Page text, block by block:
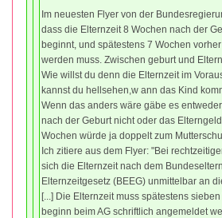
Im neuesten Flyer von der
dass die Elternzeit 8 Wochen nach der
beginnt, und spätestens 7 Wochen
werden muss. Zwischen geburt und
Wie willst du denn die Elternzeit im
kannst du hellsehen,w ann das Kind
Wenn das anders wäre gäbe es
nach der Geburt nicht oder das
Wochen würde ja doppelt zum
Ich zitiere aus dem Flyer: "Bei
sich die Elternzeit nach dem
Elternzeitgesetz (BEEG) unmittelbar an
[...] Die Elternzeit muss spätestens
beginn beim AG schriftlich angemeldet